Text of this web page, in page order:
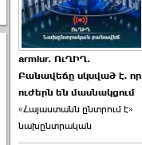
armlur. ՈւՂԻՂ.
Բանավեճը սկսված է. որ
ուժերն են մասնակցում
«Հայաստանն ընտրում է»
նախընտրական